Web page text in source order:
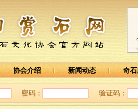
协会介绍 新闻动态 奇
密码： 验证码：